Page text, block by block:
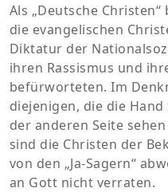
Als „Deutsche
die evangelischen
Diktatur der
ihren Rassismus und
befürworteten. Im
diejenigen, die die
der anderen Seite
sind die Christen der
von den „Ja-Sagern“
an Gott nicht verraten.